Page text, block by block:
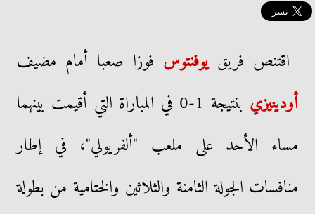
اقتنص فريقيوفنتوس فوزا صعبا أمام مضيف
أودينيزي
بنتيجة 1-0 في المباراة التي أقيمت بينهما
مساء الأحد على ملعب "ألفريولي"، في إطار
منافسات الجولة الثامنة والثلاثين والختامية من بطولة